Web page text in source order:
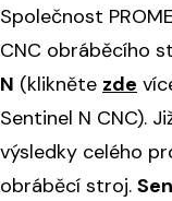
Společnost
CNC obráběcího
N (klikněte zde
Sentinel N CNC).
výsledky celého
obráběcí stroj.